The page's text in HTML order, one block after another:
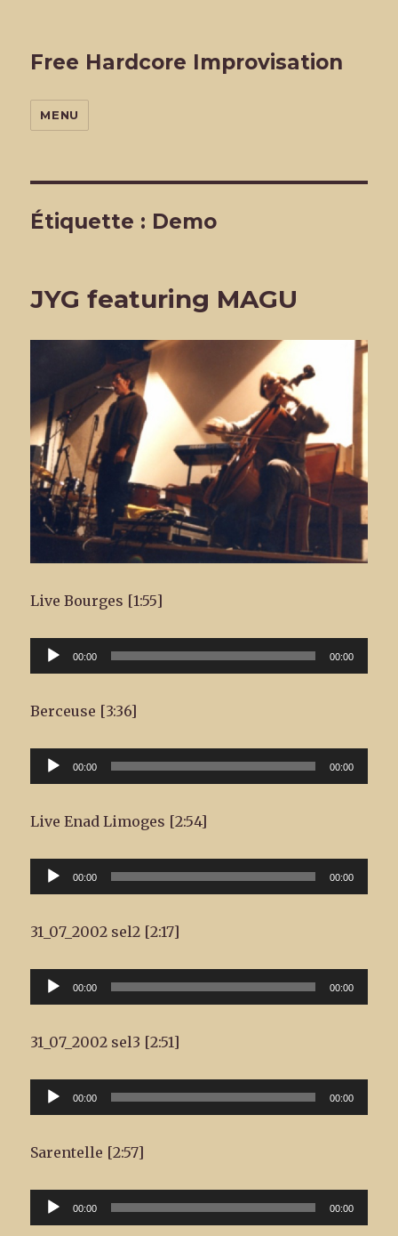
Free Hardcore Improvisation
MENU
Étiquette : Demo
JYG featuring MAGU
Live Bourges [1:55]
Lecteur
audio
00:00 00:00
Berceuse [3:36]
Lecteur
audio
00:00 00:00
Live Enad Limoges [2:54]
Lecteur
audio
00:00 00:00
31_07_2002 sel2 [2:17]
Lecteur
audio
00:00 00:00
31_07_2002 sel3 [2:51]
Lecteur
audio
00:00 00:00
Sarentelle [2:57]
Lecteur
audio
00:00 00:00